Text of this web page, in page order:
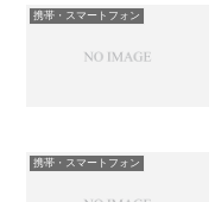
携帯・スマートフォン
携帯・スマートフォン